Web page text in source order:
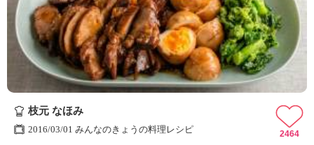
枝元 なほみ
2016/03/01 みんなのきょうの料理レシピ 2464